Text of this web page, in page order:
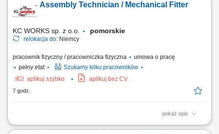
praca zgodnie z dokumentacją techniczną, dbanie o jakość wykonania i
porządek na miejscu pracy.
Assembly Technician / Mechanical Fitter
KC WORKS sp. z o.o. pomorskie
relokacja do: Niemcy
pracownik fizyczny / pracowniczka fizyczna
umowa o pracę
pełny etat
Szukamy kilku pracowników
aplikuj szybko
aplikuj bez CV
7 godz.
pokaż opis
The position includes international assembly, installation, and service